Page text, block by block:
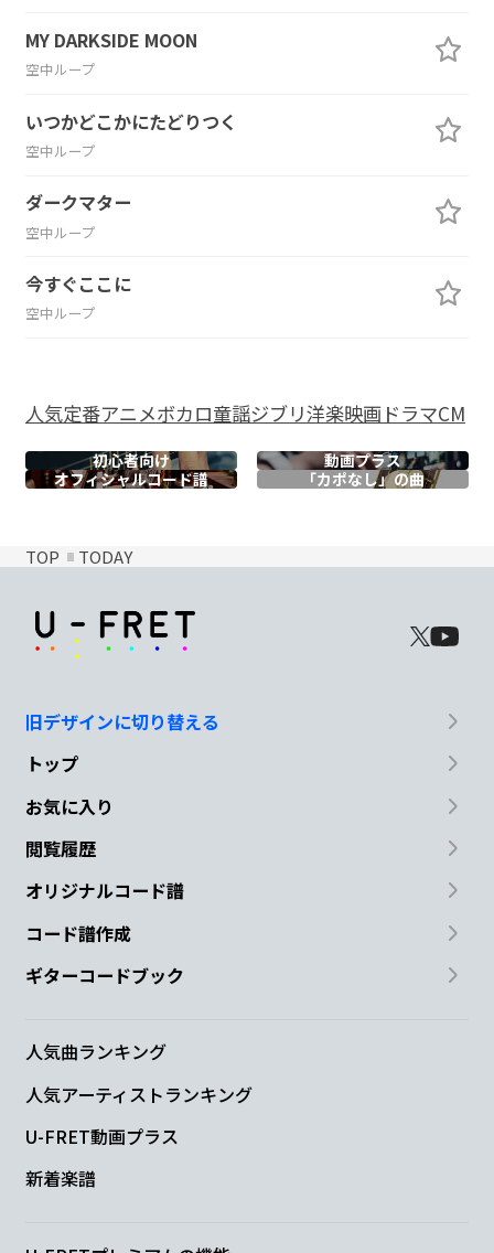
MY DARKSIDE MOON
空中ループ
いつかどこかにたどりつく
空中ループ
ダークマター
空中ループ
今すぐここに
空中ループ
人気定番アニメボカロ童謡ジブリ洋楽映画ドラマCM
初心者向け
動画プラス
オフィシャルコード譜 「カポなし」の曲
TOP TODAY
旧デザインに切り替える
トップ
お気に入り
閲覧履歴
オリジナルコード譜
コード譜作成
ギターコードブック
人気曲ランキング
人気アーティストランキング
U-FRET動画プラス
新着楽譜